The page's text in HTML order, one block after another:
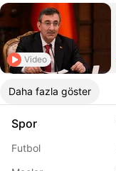
Video
Daha fazla göster
Spor
Futbol